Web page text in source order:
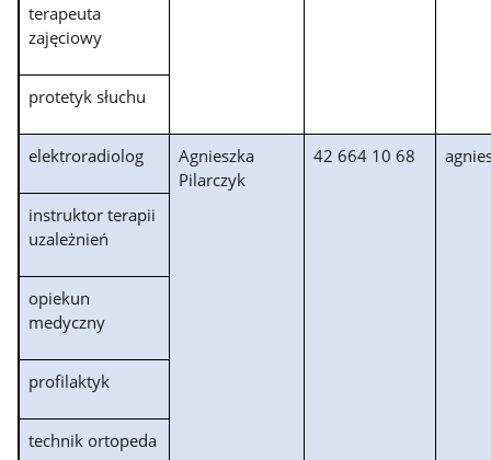
terapeuta
zajęciowy
protetyk słuchu
elektroradiolog
Agnieszka
Pilarczyk
42 664 10 68
instruktor terapii
uzależnień
opiekun
medyczny
profilaktyk
technik ortopeda